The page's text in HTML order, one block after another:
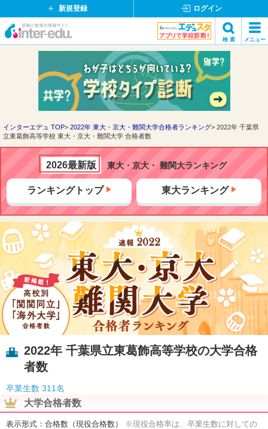
新規登録 ログイン
イ
ド
ッ
ト
検 索 メニュー
検索
インターエデュ TOP 2022年 東大・京大・難関大学合格者ランキング
2022年 千葉県
立東葛飾高等学校 東大・京大・難関大学 合格者数
2026最新版 東大・京大・ 難関大ランキング
ランキングトップ 東大ランキング
2022年 千葉県立東葛飾高等学校の大学合格
者数
卒業生数 311名
大学合格者数
表示形式：合格数（現役合格数）
※現役合格率は、卒業生数に対しての